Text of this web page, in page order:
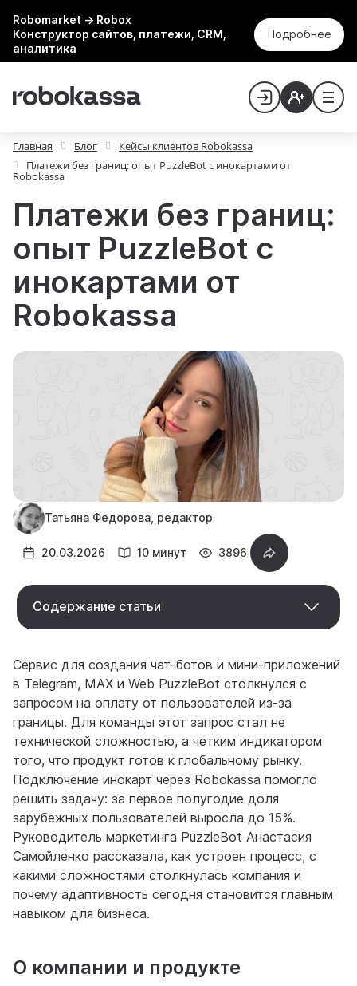
Robomarket → Robox
Конструктор сайтов, платежи, CRM,
аналитика
Подробнее
Главная Блог
Кейсы клиентов Robokassa
Платежи без границ: опыт PuzzleBot с инокартами от
Robokassa
Платежи без границ:
опыт PuzzleBot с
инокартами от
Robokassa
Татьяна Федорова, редактор
20.03.2026 10 минут 3896
Содержание статьи
Сервис для создания чат-ботов и мини-приложений
в Telegram, MAX и Web PuzzleBot столкнулся с
запросом на оплату от пользователей из-за
границы. Для команды этот запрос стал не
технической сложностью, а четким индикатором
того, что продукт готов к глобальному рынку.
Подключение инокарт через Robokassa помогло
решить задачу: за первое полугодие доля
зарубежных пользователей выросла до 15%.
Руководитель маркетинга PuzzleBot Анастасия
Самойленко рассказала, как устроен процесс, с
какими сложностями столкнулась компания и
почему адаптивность сегодня становится главным
навыком для бизнеса.
О компании и продукте